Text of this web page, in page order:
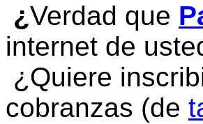
¿Verdad que
internet de
¿Quiere
cobranzas (de